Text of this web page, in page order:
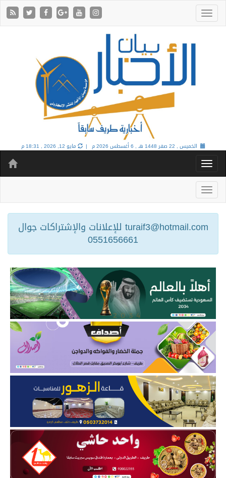
الخميس , 22 صفر 1448 هـ , 6 أغسطس 2026 م | مايو 12, 2026 , 18:31 م
turaif3@hotmail.com للإعلانات والإشتراكات جوال
0551656661